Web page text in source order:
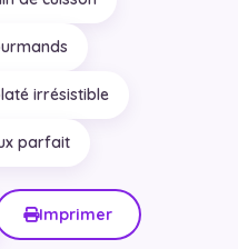
irrésistible
parfait
Imprimer